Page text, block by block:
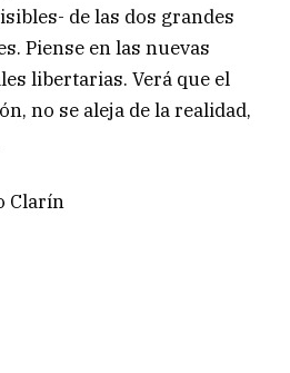
de las dos grandes
Piense en las nuevas
libertarias. Verá que el
no se aleja de la realidad,
Clarín